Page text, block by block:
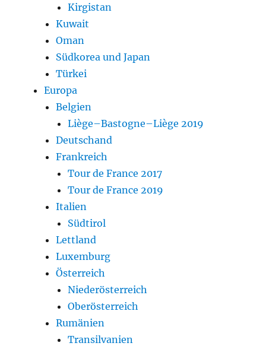
Kirgistan
Kuwait
Oman
Südkorea und Japan
Türkei
Europa
Belgien
Liège–Bastogne–Liège 2019
Deutschand
Frankreich
Tour de France 2017
Tour de France 2019
Italien
Südtirol
Lettland
Luxemburg
Österreich
Niederösterreich
Oberösterreich
Rumänien
Transilvanien